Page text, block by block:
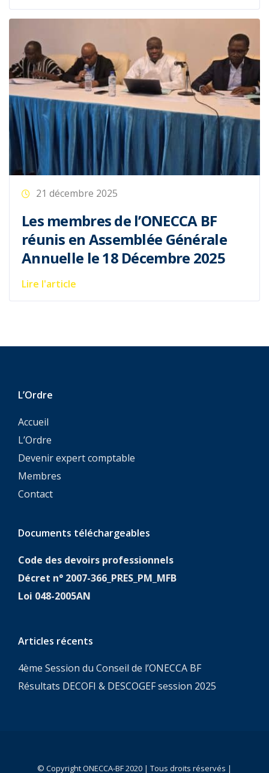
21 décembre 2025
Les membres de l’ONECCA BF
réunis en Assemblée Générale
Annuelle le 18 Décembre 2025
Lire l'article
L’Ordre
Accueil
L’Ordre
Devenir expert comptable
Membres
Contact
Documents téléchargeables
Code des devoirs professionnels
Décret n° 2007-366_PRES_PM_MFB
Loi 048-2005AN
Articles récents
4ème Session du Conseil de l’ONECCA BF
Résultats DECOFI & DESCOGEF session 2025
© Copyright ONECCA-BF 2020 | Tous droits réservés |